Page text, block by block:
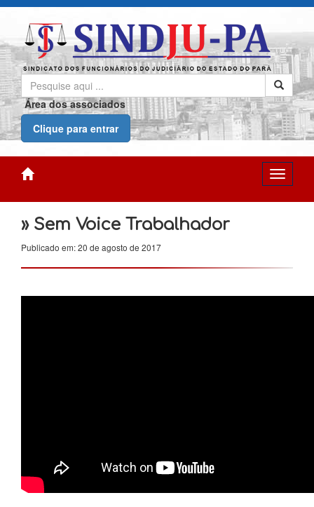
Área dos associados
Clique para entrar
» Sem Voice Trabalhador
Publicado em: 20 de agosto de 2017